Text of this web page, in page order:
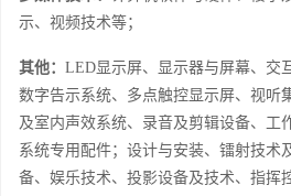
示、视频技术等；
其他： LED显示屏、显示器与屏幕、交
数字告示系统、多点触控显示屏、视听
及室内声效系统、录音及剪辑设备、工
系统专用配件；设计与安装、镭射技术
备、娱乐技术、投影设备及技术、指挥